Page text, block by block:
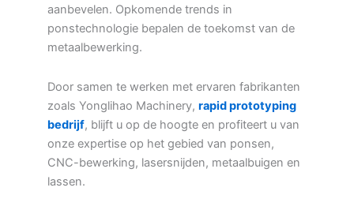
aanbevelen. Opkomende trends in
ponstechnologie bepalen de toekomst van de
metaalbewerking.
Door samen te werken met ervaren fabrikanten
zoals Yonglihao Machinery, rapid prototyping
bedrijf, blijft u op de hoogte en profiteert u van
onze expertise op het gebied van ponsen,
CNC-bewerking, lasersnijden, metaalbuigen en
lassen.